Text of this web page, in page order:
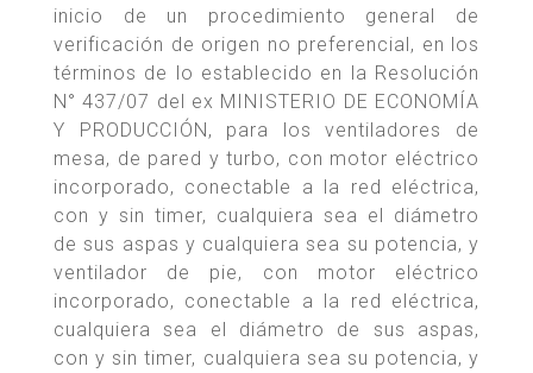
inicio de un procedimiento general de
verificación de origen no preferencial, en los
términos de lo establecido en la Resolución
N° 437/07 del ex MINISTERIO DE ECONOMÍA
Y PRODUCCIÓN, para los ventiladores de
mesa, de pared y turbo, con motor eléctrico
incorporado, conectable a la red eléctrica,
con y sin timer, cualquiera sea el diámetro
de sus aspas y cualquiera sea su potencia, y
ventilador de pie, con motor eléctrico
incorporado, conectable a la red eléctrica,
cualquiera sea el diámetro de sus aspas,
con y sin timer, cualquiera sea su potencia, y